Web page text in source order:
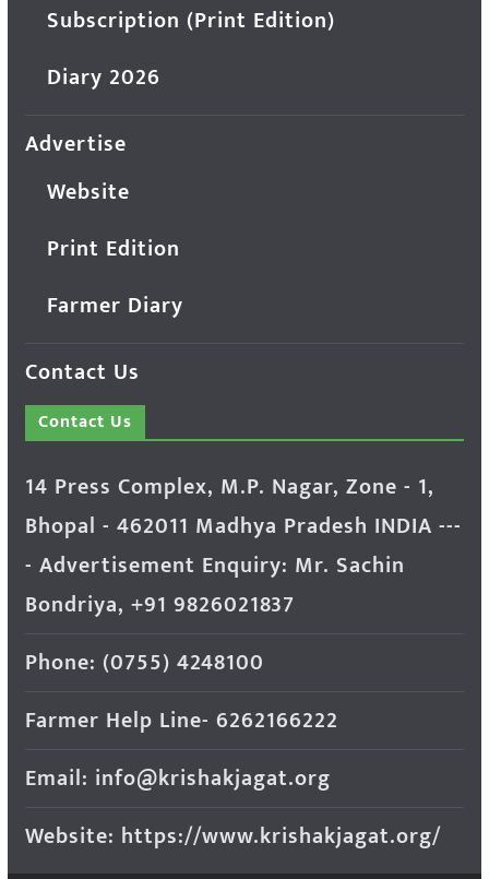
Subscription (Print Edition)
Diary 2026
Advertise
Website
Print Edition
Farmer Diary
Contact Us
Contact Us
14 Press Complex, M.P. Nagar, Zone - 1,
Bhopal - 462011 Madhya Pradesh INDIA ---
- Advertisement Enquiry: Mr. Sachin
Bondriya, +91 9826021837
Phone: (0755) 4248100
Farmer Help Line- 6262166222
Email: info@krishakjagat.org
Website: https://www.krishakjagat.org/